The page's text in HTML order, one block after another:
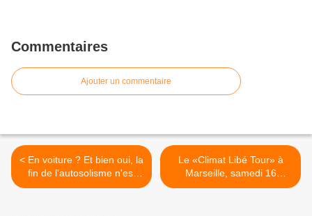
Commentaires
Ajouter un commentaire
< En voiture ? Et bien oui, la
fin de l'autosolisme n'est
pas pour demain
Le «Climat Libé Tour» à
Marseille, samedi 16
décembre à la Friche la